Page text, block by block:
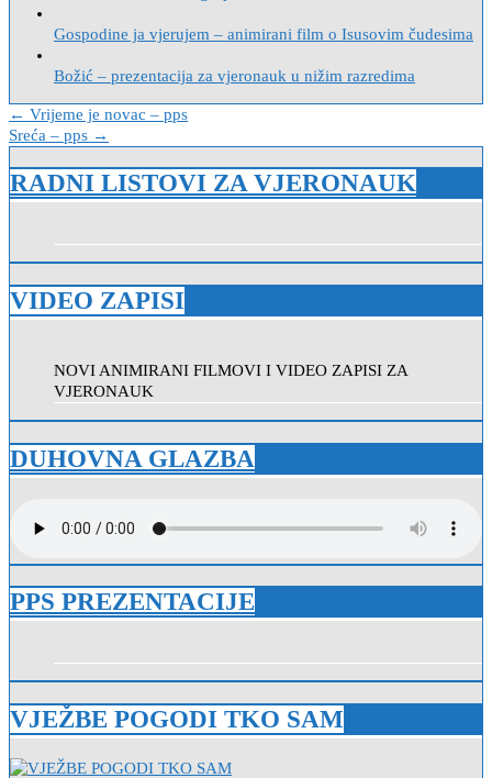
Gospodine ja vjerujem – animirani film o Isusovim čudesima
Božić – prezentacija za vjeronauk u nižim razredima
Navigacija
objava
← Vrijeme je novac – pps
Sreća – pps →
RADNI LISTOVI ZA VJERONAUK
VIDEO ZAPISI
NOVI ANIMIRANI FILMOVI I VIDEO ZAPISI ZA
VJERONAUK
DUHOVNA GLAZBA
PPS PREZENTACIJE
VJEŽBE POGODI TKO SAM